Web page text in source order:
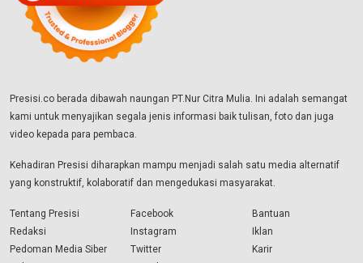
Presisi.co berada dibawah naungan PT.Nur Citra Mulia. Ini adalah semangat
kami untuk menyajikan segala jenis informasi baik tulisan, foto dan juga
video kepada para pembaca.
Kehadiran Presisi diharapkan mampu menjadi salah satu media alternatif
yang konstruktif, kolaboratif dan mengedukasi masyarakat.
Tentang Presisi
Redaksi
Pedoman Media Siber
Facebook
Instagram
Twitter
Bantuan
Iklan
Karir